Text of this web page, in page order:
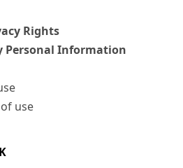
Rights
Personal Information
use